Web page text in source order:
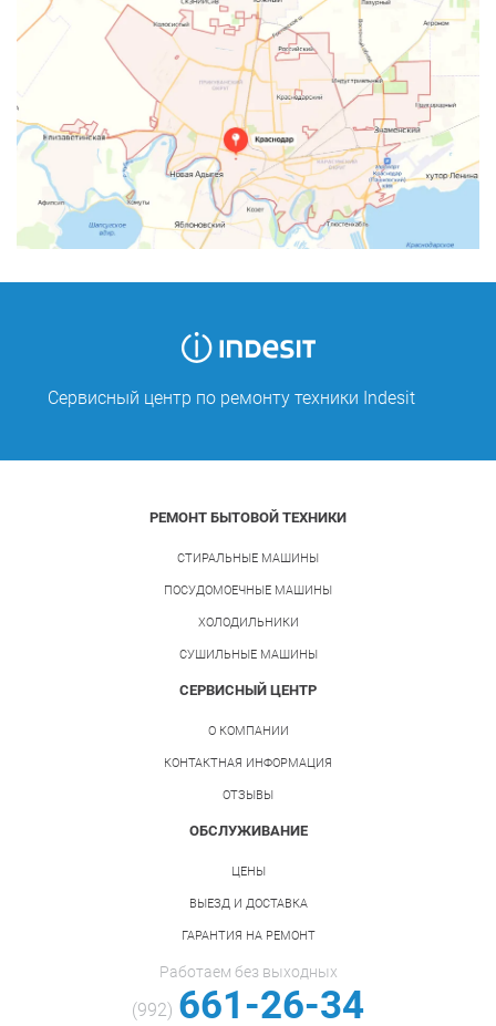
Сервисный центр по ремонту техники Indesit
РЕМОНТ БЫТОВОЙ ТЕХНИКИ
СТИРАЛЬНЫЕ МАШИНЫ
ПОСУДОМОЕЧНЫЕ МАШИНЫ
ХОЛОДИЛЬНИКИ
СУШИЛЬНЫЕ МАШИНЫ
СЕРВИСНЫЙ ЦЕНТР
О КОМПАНИИ
КОНТАКТНАЯ ИНФОРМАЦИЯ
ОТЗЫВЫ
ОБСЛУЖИВАНИЕ
ЦЕНЫ
ВЫЕЗД И ДОСТАВКА
ГАРАНТИЯ НА РЕМОНТ
Работаем без выходных
(992)661-26-34